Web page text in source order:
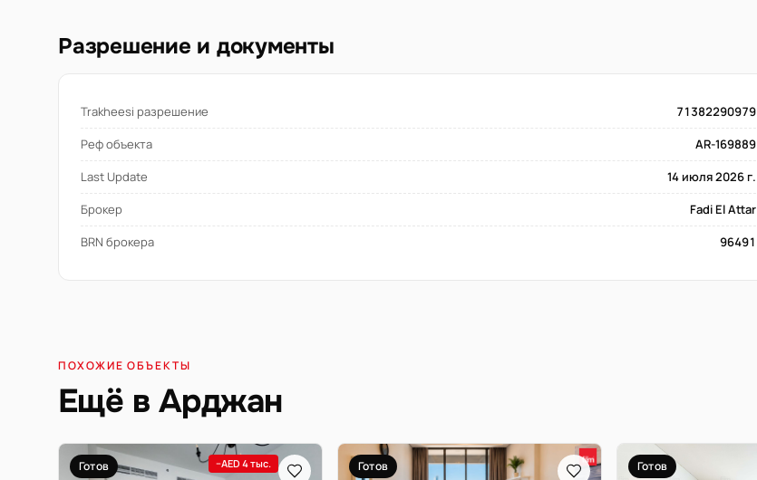
Разрешение и документы
Trakheesi разрешение
71382290979
Реф объекта
AR-169889
Last Update
14 июля 2026 г.
Брокер
Fadi El Attar
BRN брокера
96491
ПОХОЖИЕ ОБЪЕКТЫ
Ещё в Арджан
Готов −AED 4 тыс. Готов Готов